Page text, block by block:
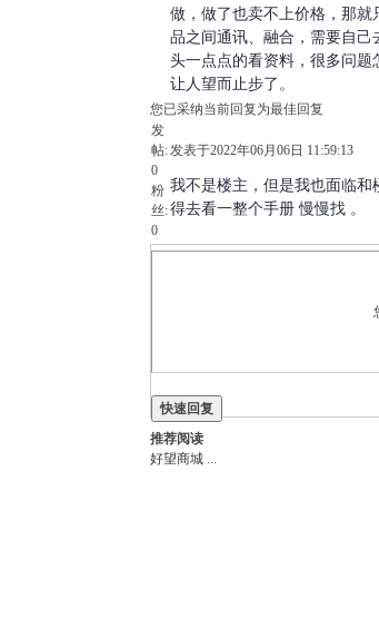
做，做了也卖不上价格，那
品之间通讯、融合，需要自
头一点点的看资料，很多问
让人望而止步了。
您已采纳当前回复为最佳回复
发
帖:
0
粉
丝:
0
发表于2022年06月06日 11:59:13
我不是楼主，但是我也面临
得去看一整个手册 慢慢找 。
快速回复
推荐阅读
好望商城 ...